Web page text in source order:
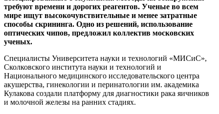
требуют времени и дорогих реагентов. Ученые во всем
мире ищут высокочувствительные и менее затратные
способы скрининга. Одно из решений, использование
оптических чипов, предложил коллектив московских
ученых.
Специалисты Университета науки и технологий «МИСиС»,
Сколковского института науки и технологий и
Национального медицинского исследовательского центра
акушерства, гинекологии и перинатологии им. академика
Кулакова создали платформу для диагностики рака яичников
и молочной железы на ранних стадиях.